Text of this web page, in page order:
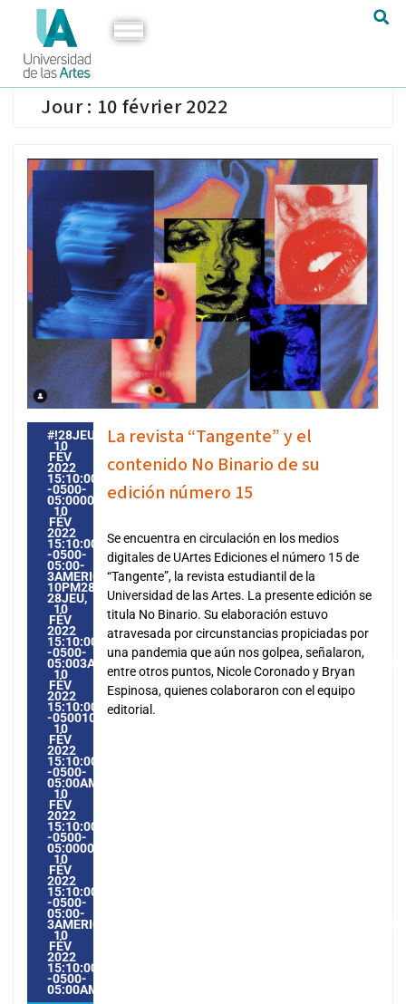
Jour : 10 février 2022
#!28JEU,
10
FÉV
2022
15:10:00
-0500-
05:000028#28JEU,
10
FÉV
2022
15:10:00
-0500-
05:00-
3AMERICA/GUAYAQUIL2828AMERICA/GUAYAQUIL202228
10PM28PM-
28JEU,
10
FÉV
2022
15:10:00
-0500-
05:003AMERICA/GUAYAQUIL2828AMERICA/
10
FÉV
2022
15:10:00
-0500103102PMJEUDI=604#!28JEU,
10
FÉV
2022
15:10:00
-0500-
05:00AMERICA/GUAYAQUIL2#FÉV#!28JEU,
10
FÉV
2022
15:10:00
-0500-
05:000028#/28JEU,
10
FÉV
2022
15:10:00
-0500-
05:00-
3AMERICA/GUAYAQUIL2828AMERICA/
10
FÉV
2022
15:10:00
-0500-
05:00AMERICA/GUAYAQUIL2#
La revista “Tangente” y el
contenido No Binario de su
edición número 15
Se encuentra en circulación en los medios
digitales de UArtes Ediciones el número 15 de
“Tangente”, la revista estudiantil de la
Universidad de las Artes. La presente edición se
titula No Binario. Su elaboración estuvo
atravesada por circunstancias propiciadas por
una pandemia que aún nos golpea, señalaron,
entre otros puntos, Nicole Coronado y Bryan
Espinosa, quienes colaboraron con el equipo
editorial.